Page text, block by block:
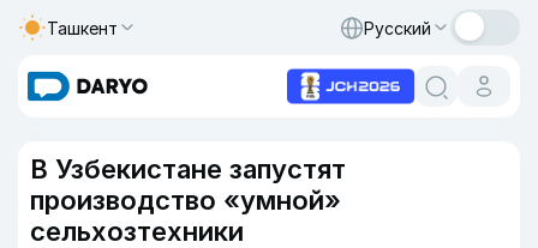
Ташкент Русский
В Узбекистане запустят
производство «умной»
сельхозтехники